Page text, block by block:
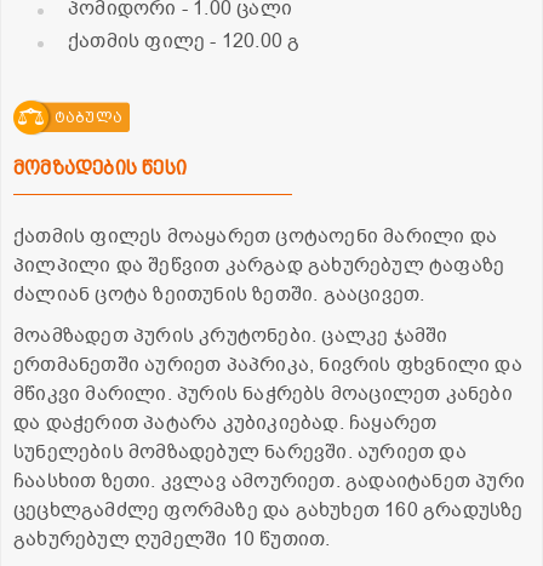
პომიდორი - 1.00 ცალი
ქათმის ფილე- 120.00 გ
ტაბულა
მომზადების წესი
ქათმის ფილეს მოაყარეთ ცოტაოენი მარილი და
პილპილი და შეწვით კარგად გახურებულ ტაფაზე
ძალიან ცოტა ზეითუნის ზეთში. გააცივეთ.
მოამზადეთ პურის კრუტონები. ცალკე ჯამში
ერთმანეთში აურიეთ პაპრიკა, ნივრის ფხვნილი და
მწიკვი მარილი. პურის ნაჭრებს მოაცილეთ კანები
და დაჭერით პატარა კუბიკიებად. ჩაყარეთ
სუნელების მომზადებულ ნარევში. აურიეთ და
ჩაასხით ზეთი. კვლავ ამოურიეთ. გადაიტანეთ პური
ცეცხლგამძლე ფორმაზე და გახუხეთ 160 გრადუსზე
გახურებულ ღუმელში 10 წუთით.